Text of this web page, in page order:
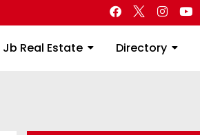
Jb Real Estate Directory
Jb Real Estate